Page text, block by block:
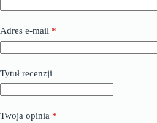
Adres e-mail *
Tytuł recenzji
Twoja opinia *